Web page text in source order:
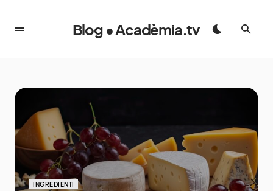
Blog • Acadèmia.tv
INGREDIENTI